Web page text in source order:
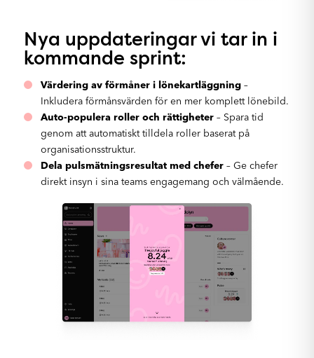
Nya uppdateringar vi tar in i
kommande sprint:
Värdering av förmåner i lönekartläggning –
Inkludera förmånsvärden för en mer komplett lönebild.
Auto-populera roller och rättigheter – Spara tid
genom att automatiskt tilldela roller baserat på
organisationsstruktur.
Dela pulsmätningsresultat med chefer – Ge chefer
direkt insyn i sina teams engagemang och välmående.